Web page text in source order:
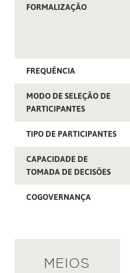
FORMALIZAÇÃO
FREQUÊNCIA
MODO DE SELEÇÃO DE
PARTICIPANTES
TIPO DE PARTICIPANTES
CAPACIDADE DE
TOMADA DE DECISÕES
COGOVERNANÇA
MEIOS